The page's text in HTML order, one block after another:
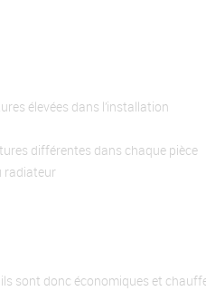
élevées dans l’installation
différentes dans chaque pièce
radiateur
ils sont donc économiques et